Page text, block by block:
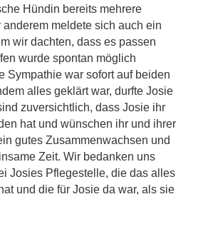
Hündin bereits mehrere
anderem meldete sich auch ein
wir dachten, dass es passen
wurde spontan möglich
Sympathie war sofort auf beiden
alles geklärt war, durfte Josie
zuversichtlich, dass Josie ihr
hat und wünschen ihr und ihrer
gutes Zusammenwachsen und
Zeit. Wir bedanken uns
Josies Pflegestelle, die das alles
und die für Josie da war, als sie